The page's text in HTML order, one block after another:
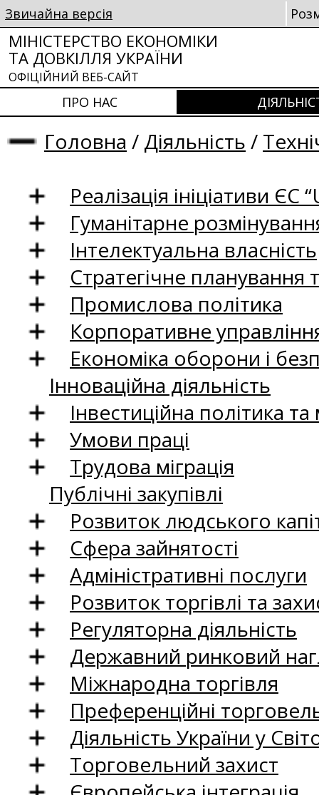
Звичайна версія
МІНІСТЕРСТВО ЕКОНОМІКИ
ТА ДОВКІЛЛЯ УКРАЇНИ
ОФІЦІЙНИЙ ВЕБ-САЙТ
ПРО НАС
Головна / Діяльність /
Реалізація ініціативи ЄС
Гуманітарне
Інтелектуальна власність
Стратегічне
Промислова політика
Корпоративне
Економіка оборони і
Інноваційна діяльність
Інвестиційна політика
Умови праці
Трудова міграція
Публічні закупівлі
Розвиток людського
Сфера зайнятості
Адміністративні послуги
Розвиток торгівлі та
Регуляторна діяльність
Державний ринковий
Міжнародна торгівля
Преференційні
Діяльність України у
Торговельний захист